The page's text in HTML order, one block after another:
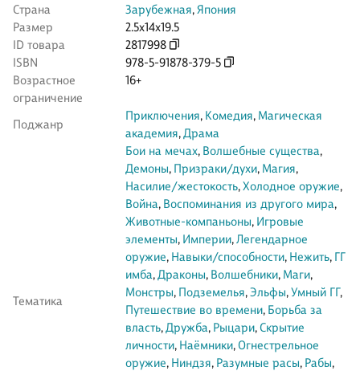
Страна
Зарубежная,Япония
Размер
2.5x14x19.5
ID товара
2817998
ISBN
978-5-91878-379-5
Возрастное
ограничение
16+
Поджанр
Приключения, Комедия, Магическая
академия,Драма
Тематика
Бои на мечах, Волшебные существа,
Демоны, Призраки/духи, Магия,
Насилие/жестокость,Холодное оружие,
Война, Воспоминания из другого мира,
Животные-компаньоны, Игровые
элементы, Империи,Легендарное
оружие, Навыки/способности, Нежить, ГГ
имба,Драконы, Волшебники, Маги,
Монстры, Подземелья,Эльфы,Умный ГГ,
Путешествие во времени, Борьба за
власть,Дружба, Рыцари,Скрытие
личности, Наёмники,Огнестрельное
оружие, Ниндзя, Разумные расы, Рабы,